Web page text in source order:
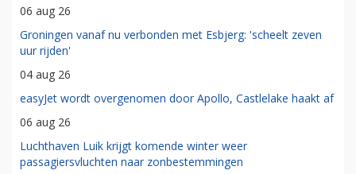
06 aug 26
Groningen vanaf nu verbonden met Esbjerg: 'scheelt zeven
uur rijden'
04 aug 26
easyJet wordt overgenomen door Apollo, Castlelake haakt af
06 aug 26
Luchthaven Luik krijgt komende winter weer
passagiersvluchten naar zonbestemmingen